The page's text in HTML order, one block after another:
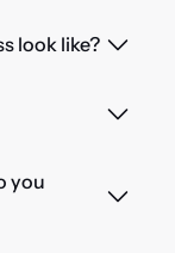
look like?
you